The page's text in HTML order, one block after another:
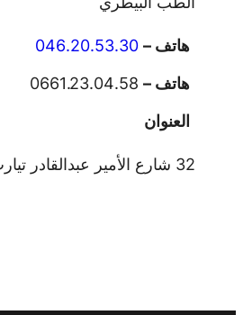
هاتف – 046.20.53.30
هاتف – 0661.23.04.58
العنوان
32 شارع الأمير عبدالقادر تيارت